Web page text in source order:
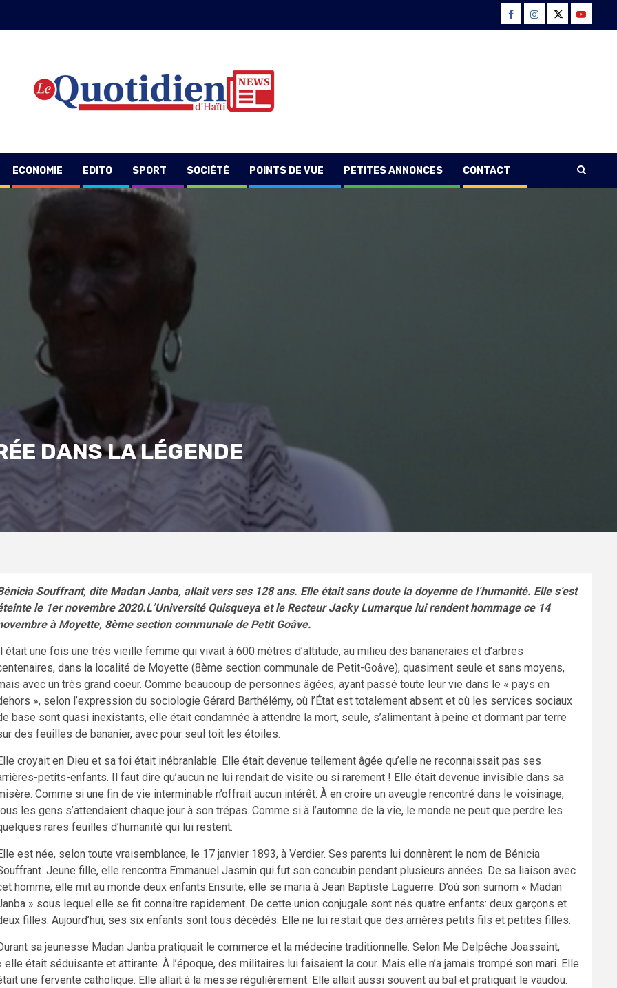
Facebook
Instagram
TwitterYoutube
ECONOMIE EDITO SPORT SOCIÉTÉ POINTS DE VUE PETITES ANNONCES CONTACT
DANS LA LÉGENDE
Souffrant, dite Madan Janba, allait vers ses 128 ans. Elle était sans doute la doyenne de l’humanité. Elle s’est
le 1er novembre 2020.L’Université Quisqueya et le Recteur Jacky Lumarque lui rendent hommage ce 14
à Moyette, 8ème section communale de Petit Goâve.
était une fois une très vieille femme qui vivait à 600 mètres d’altitude, au milieu des bananeraies et d’arbres
dans la localité de Moyette (8ème section communale de Petit-Goâve), quasiment seule et sans moyens,
avec un très grand coeur. Comme beaucoup de personnes âgées, ayant passé toute leur vie dans le « pays en
», selon l’expression du sociologie Gérard Barthélémy, où l’État est totalement absent et où les services sociaux
base sont quasi inexistants, elle était condamnée à attendre la mort, seule, s’alimentant à peine et dormant par terre
des feuilles de bananier, avec pour seul toit les étoiles.
croyait en Dieu et sa foi était inébranlable. Elle était devenue tellement âgée qu’elle ne reconnaissait pas ses
petits-enfants. Il faut dire qu’aucun ne lui rendait de visite ou si rarement ! Elle était devenue invisible dans sa
Comme si une fin de vie interminable n’offrait aucun intérêt. À en croire un aveugle rencontré dans le voisinage,
les gens s’attendaient chaque jour à son trépas. Comme si à l’automne de la vie, le monde ne peut que perdre les
rares feuilles d’humanité qui lui restent.
est née, selon toute vraisemblance, le 17 janvier 1893, à Verdier. Ses parents lui donnèrent le nom de Bénicia
Jeune fille, elle rencontra Emmanuel Jasmin qui fut son concubin pendant plusieurs années. De sa liaison avec
homme, elle mit au monde deux enfants.Ensuite, elle se maria à Jean Baptiste Laguerre. D’où son surnom « Madan
» sous lequel elle se fit connaître rapidement. De cette union conjugale sont nés quatre enfants: deux garçons et
filles. Aujourd’hui, ses six enfants sont tous décédés. Elle ne lui restait que des arrières petits fils et petites filles.
sa jeunesse Madan Janba pratiquait le commerce et la médecine traditionnelle. Selon Me Delpêche Joassaint,
elle était séduisante et attirante. À l’époque, des militaires lui faisaient la cour. Mais elle n’a jamais trompé son mari. Elle
une fervente catholique. Elle allait à la messe régulièrement. Elle allait aussi souvent au bal et pratiquait le vaudou.